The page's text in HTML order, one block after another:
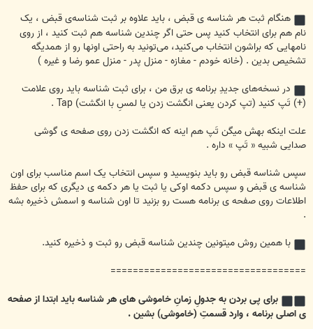
هنگام ثبت هر شناسه ی قبض ، باید علاوه بر ثبت شناسه‌ی قبض ، یک
نام هم برای انتخاب کنید پس حتی اگر چندین شناسه هم ثبت کنید ، از روی
نامهایی که براشون انتخاب می‌کنید، می‌تونید به راحتی اونها رو از همدیگه
تشخیص بدین . (خانه خودم - مغازه - منزل پدر - منزل عمو رضا و غیره )
در نسخه‌های جدیدِ برنامه ی برق من ، برای ثبت شناسه باید روی علامت
(+) تَپ کنید (تپ کردن یعنی انگشت زدن یا لمسِ با انگشت) Tap .
علت اینکه بهش میگن تَپ هم اینه که انگشت زدن روی صفحه ی گوشی
صدایی شبیه « تَپ » داره .
سپس شناسه قبض رو باید بنویسید و سپس انتخاب یک اسم مناسب برای اون
شناسه ی قبض و سپس دکمه اوکی یا ثبت یا هر دکمه ی دیگری که برای حفظ
اطلاعات روی صفحه ی برنامه هست رو بزنید تا اون شناسه و اسمش ذخیره بشه
با همین روش میتونین چندین شناسه قبض رو ثبت و ذخیره کنید.
===================================
برای پی بردن به جدولِ زمانِ خاموشی های هر شناسه باید ابتدا از صفحه
ی اصلی برنامه ، وارد قسمتِ (خاموشی) بشین .